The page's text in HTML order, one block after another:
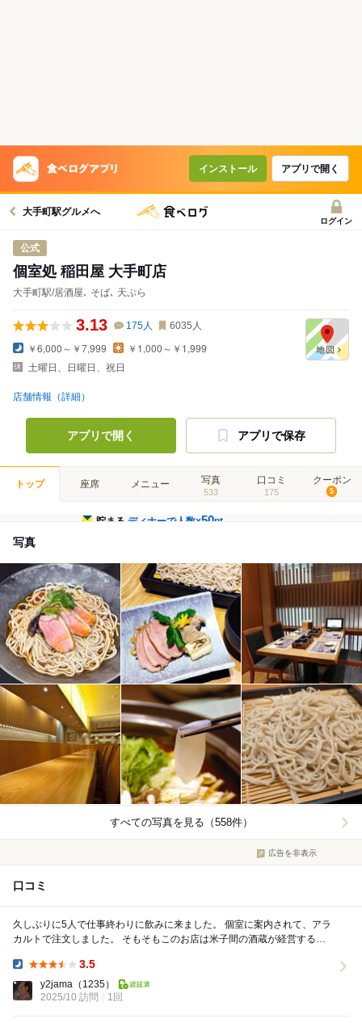
インストール アプリで開く
大手町駅グルメへ
ログイン
公式
個室処 稲田屋 大手町店
大手町駅/居酒屋､ そば､ 天ぷら
3.13 175人 6035 人
￥6,000～￥7,999
￥1,000～￥1,999
土曜日、日曜日、祝日
店舗情報（詳細）
アプリで開く アプリで保存
トップ 座席 メニュー 写真
533
口コミ
175
クーポン
5
貯まるディナーで人数×50pt
写真
すべての写真を見る（558件）
広告を非表示
口コミ
久しぶりに5人で仕事終わりに飲みに来ました。 個室に案内されて、アラ
カルトで注文しました。 そもそもこのお店は米子間の酒蔵が経営するお
3.5
y2jama （1235）
2025/10 訪問
1回